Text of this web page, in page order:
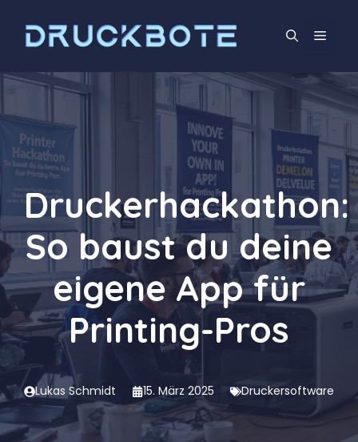
Inhalt
springen
Druckerhackathon:
So baust du deine
eigene App für
Printing-Pros
Lukas Schmidt 15. März 2025 Druckersoftware